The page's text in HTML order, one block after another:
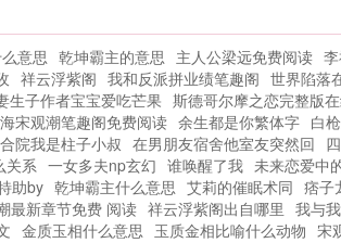
意思 乾坤霸主的意思 主人公梁远免费阅读
祥云浮紫阁 我和反派拼业绩笔趣阁 世界陷落
生子作者宝宝爱吃芒果 斯德哥尔摩之恋完整版
宋观潮笔趣阁免费阅读 余生都是你繁体字 白
院我是柱子小叔 在男朋友宿舍他室友突然回
关系 一女多夫np玄幻 谁唤醒了我 未来恋爱中
助by 乾坤霸主什么意思 艾莉的催眠术同 痞子
最新章节免费 阅读 祥云浮紫阁出自哪里 我与
金质玉相什么意思 玉质金相比喻什么动物 宋